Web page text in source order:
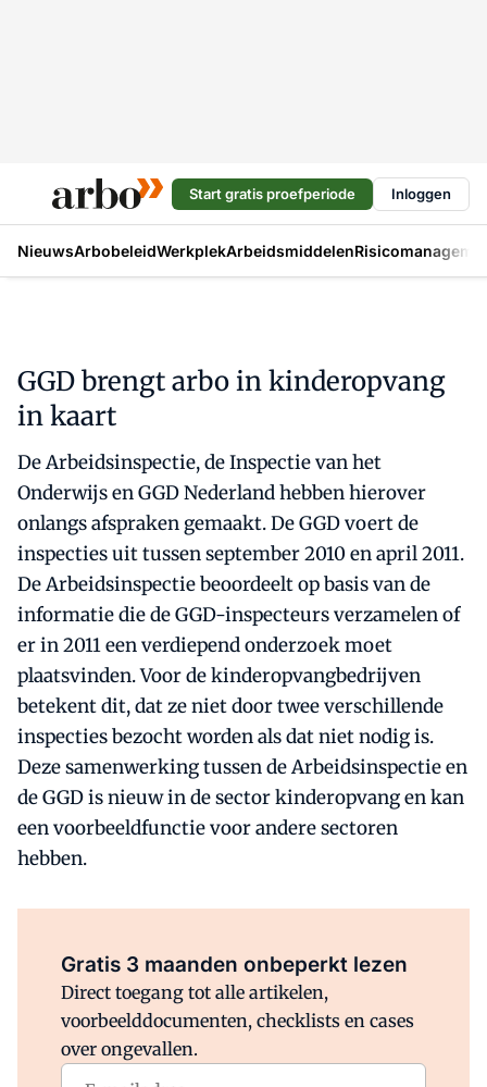
Start gratis proefperiode Inloggen
NieuwsArbobeleidWerkplekArbeidsmiddelen
GGD brengt arbo in kinderopvang
in kaart
De Arbeidsinspectie, de Inspectie van het
Onderwijs en GGD Nederland hebben hierover
onlangs afspraken gemaakt. De GGD voert de
inspecties uit tussen september 2010 en april 2011.
De Arbeidsinspectie beoordeelt op basis van de
informatie die de GGD-inspecteurs verzamelen of
er in 2011 een verdiepend onderzoek moet
plaatsvinden. Voor de kinderopvangbedrijven
betekent dit, dat ze niet door twee verschillende
inspecties bezocht worden als dat niet nodig is.
Deze samenwerking tussen de Arbeidsinspectie en
de GGD is nieuw in de sector kinderopvang en kan
een voorbeeldfunctie voor andere sectoren
hebben.
Gratis 3 maanden onbeperkt lezen
Direct toegang tot alle artikelen,
voorbeelddocumenten, checklists en cases
over ongevallen.